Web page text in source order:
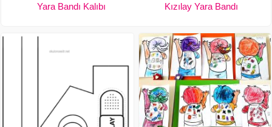
Yara Bandı Kalıbı Kızılay Yara Bandı